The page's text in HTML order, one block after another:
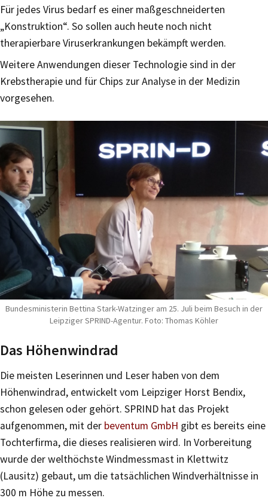
Für jedes Virus bedarf es einer maßgeschneiderten
„Konstruktion“. So sollen auch heute noch nicht
therapierbare Viruserkrankungen bekämpft werden.
Weitere Anwendungen dieser Technologie sind in der
Krebstherapie und für Chips zur Analyse in der Medizin
vorgesehen.
Bundesministerin Bettina Stark-Watzinger am 25. Juli beim Besuch in der
Leipziger SPRIND-Agentur. Foto: Thomas Köhler
Das Höhenwindrad
Die meisten Leserinnen und Leser haben von dem
Höhenwindrad, entwickelt vom Leipziger Horst Bendix,
schon gelesen oder gehört. SPRIND hat das Projekt
aufgenommen, mit der beventum GmbH gibt es bereits eine
Tochterfirma, die dieses realisieren wird. In Vorbereitung
wurde der welthöchste Windmessmast in Klettwitz
(Lausitz) gebaut, um die tatsächlichen Windverhältnisse in
300 m Höhe zu messen.